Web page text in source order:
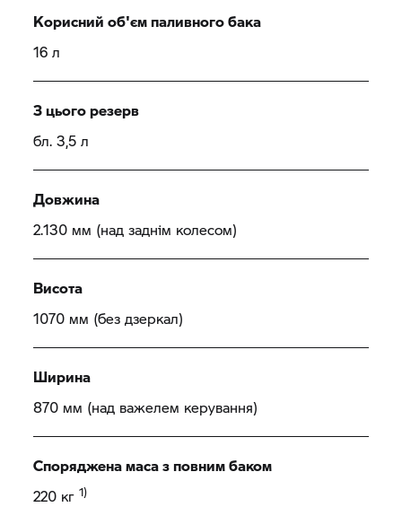
Корисний об'єм паливного бака
16 л
З цього резерв
бл. 3,5 л
Довжина
2.130 мм (над заднім колесом)
Висота
1070 мм (без дзеркал)
Ширина
870 мм (над важелем керування)
Споряджена маса з повним баком
220 кг 1)